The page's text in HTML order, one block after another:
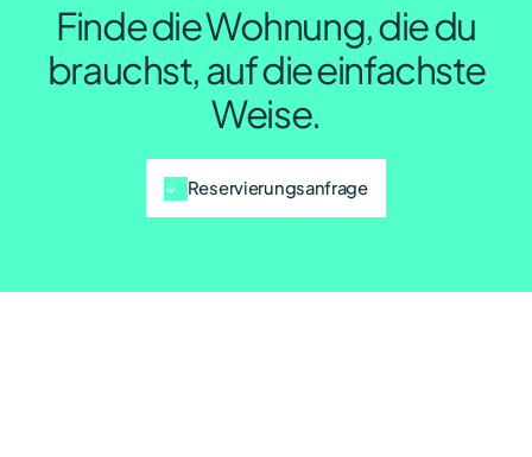
Finde die Wohnung, die du
brauchst, auf die einfachste
Weise.
Reservierungsanfrage